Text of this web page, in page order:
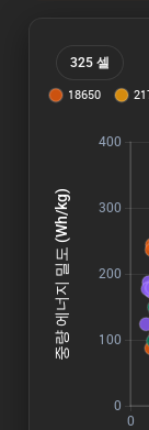
325 셀